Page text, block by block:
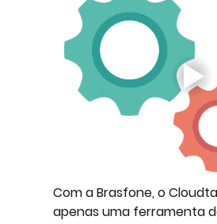
Com a Brasfone, o
apenas uma ferramenta